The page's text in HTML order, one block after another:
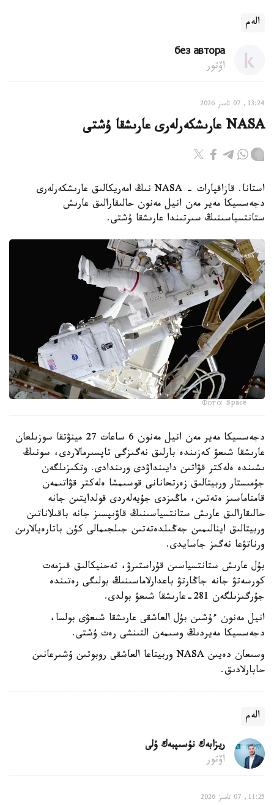
الەم
без автора
اۆتور
13:24, 07 تامىز 2026
NASA عارىشكەرلەرى عارىشقا ۇشتى
استانا. قازاقپارات - NASA نىڭ امەريكالىق عارىشكەرلەرى
دجەسسيكا مەير مەن انيل مەنون حالىقارالىق عارىش
ستانتسياسىنىڭ سىرتىندا عارىشقا ۇشتى.
Фото: Space
دجەسسيكا مەير مەن انيل مەنون 6 ساعات 27 مينۋتقا سوزىلعان
عارىشقا شىعۋ كەزىندە بارلىق نەگىزگى تاپسىرمالاردى، سونىڭ
ىشىندە ەلەكتر قۋاتىن دايىنداۋدى ورىندادى. وتكىزىلگەن
جۇمىستار وربيتالىق زەرتحانانى قوسىمشا ەلەكتر قۋاتىمەن
قامتاماسىز ەتەتىن، ماڭىزدى جۇيەلەردى قولدايتىن جانە
حالىقارالىق عارىش ستانتسياسىنىڭ قاۋىپسىز جانە باقىلاناتىن
وربيتالىق اينالىمىن جەڭىلدەتەتىن جىلجىمالى كۇن باتارەيالارىن
ورناتۋعا نەگىز جاسايدى.
بۇل عارىش ستانتسياسىن قۇراستىرۋ، تەحنيكالىق قىزمەت
كورسەتۋ جانە جاڭارتۋ باعدارلاماسىنىڭ بولىگى رەتىندە
جۇرگىزىلگەن 281-عارىشقا شىعۋ بولدى.
انيل مەنون ءۇشىن بۇل العاشقى عارىشقا شىعۋى بولسا،
دجەسسيكا مەيردىڭ وسىمەن التىنشى رەت ۇشتى.
وسىعان دەيىن NASA وربيتاعا العاشقى روبوتىن ۇشىرعانىن
حابارلادىق.
الەم
ريزابەك نۇسىپبەك ۇلى
اۆتور
11:25, 07 تامىز 2026